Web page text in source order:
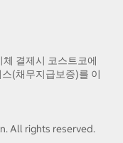
결제시 코스트코에
(채무지급보증)를 이
All rights reserved.